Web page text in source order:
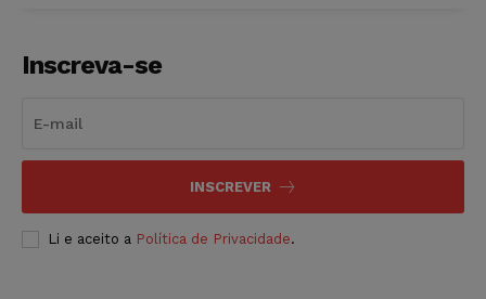
Inscreva-se
INSCREVER
Li e aceito a Política de Privacidade.